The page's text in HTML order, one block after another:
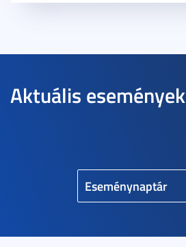
Aktuális események
Eseménynaptár